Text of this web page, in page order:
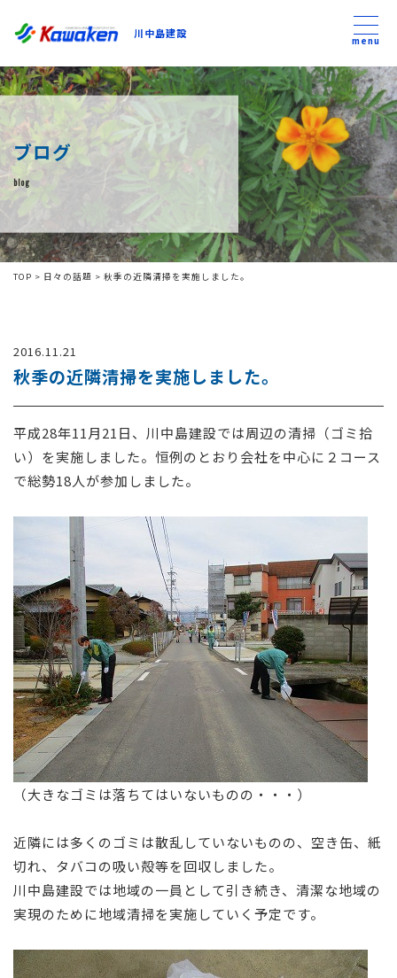
川中島建設
川中島建設
トップ
トピックス
事業内容
私たちについて
コンテンツ
採用情報
お問い合わせ
menu
ブログ
blog
TOP > 日々の話題 > 秋季の近隣清掃を実施しました。
2016.11.21
秋季の近隣清掃を実施しました。
平成28年11月21日、川中島建設では周辺の清掃（ゴミ拾
い）を実施しました。恒例のとおり会社を中心に２コース
で総勢18人が参加しました。
（大きなゴミは落ちてはいないものの・・・）
近隣には多くのゴミは散乱していないものの、空き缶、紙
切れ、タバコの吸い殻等を回収しました。
川中島建設では地域の一員として引き続き、清潔な地域の
実現のために地域清掃を実施していく予定です。